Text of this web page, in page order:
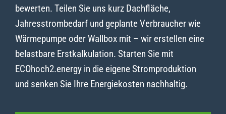
bewerten. Teilen Sie uns kurz Dachfläche,
Jahresstrombedarf und geplante Verbraucher wie
Wärmepumpe oder Wallbox mit – wir erstellen eine
belastbare Erstkalkulation. Starten Sie mit
ECOhoch2.energy in die eigene Stromproduktion
und senken Sie Ihre Energiekosten nachhaltig.